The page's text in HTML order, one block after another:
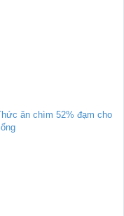
ăn chìm 52% đạm cho